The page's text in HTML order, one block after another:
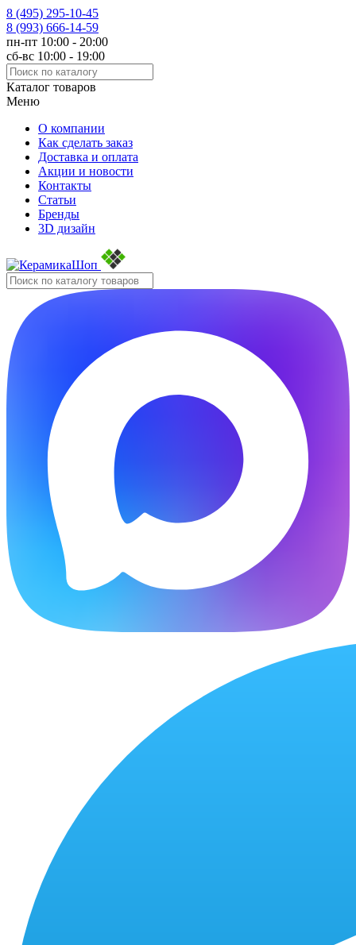
8 (495) 295-10-45
8 (993) 666-14-59
пн-пт 10:00 - 20:00
сб-вс 10:00 - 19:00
Каталог товаров
Меню
О компании
Как сделать заказ
Доставка и оплата
Акции и новости
Контакты
Статьи
Бренды
3D дизайн